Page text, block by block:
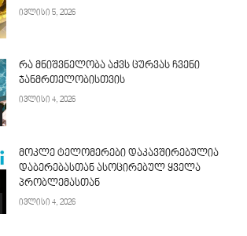
ივლისი 5, 2026
რა მნიშვნელობა აქვს ცურვას ჩვენი
ჯანმრთელობისთვის
ივლისი 4, 2026
მოკლე ტელომერები დაკავშირებულია
დაბერებასთან ასოცირებულ ყველა
პრობლემასთან
ივლისი 4, 2026